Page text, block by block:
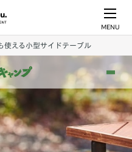
MENU
使える小型サイドテーブル